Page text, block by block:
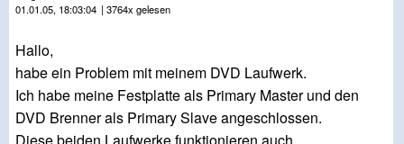
01.01.05, 18:03:04 | 3764x gelesen
Hallo,
habe ein Problem mit meinem DVD Laufwerk.
Ich habe meine Festplatte als Primary Master und den
DVD Brenner als Primary Slave angeschlossen.